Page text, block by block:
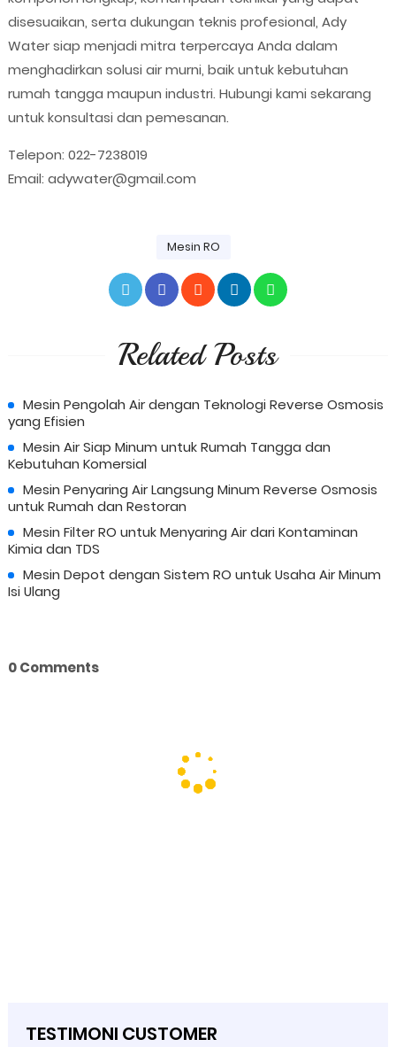
disesuaikan, serta dukungan teknis profesional, Ady
Water siap menjadi mitra terpercaya Anda dalam
menghadirkan solusi air murni, baik untuk kebutuhan
rumah tangga maupun industri. Hubungi kami sekarang
untuk konsultasi dan pemesanan.
Telepon: 022-7238019
Email: adywater@gmail.com
Mesin RO
Related Posts
Mesin Pengolah Air dengan Teknologi Reverse Osmosis
yang Efisien
Mesin Air Siap Minum untuk Rumah Tangga dan
Kebutuhan Komersial
Mesin Penyaring Air Langsung Minum Reverse Osmosis
untuk Rumah dan Restoran
Mesin Filter RO untuk Menyaring Air dari Kontaminan
Kimia dan TDS
Mesin Depot dengan Sistem RO untuk Usaha Air Minum
Isi Ulang
0 Comments
TESTIMONI CUSTOMER